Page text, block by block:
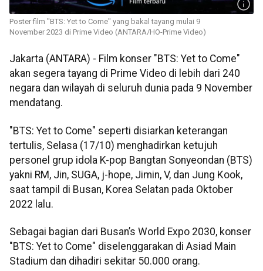
Poster film "BTS: Yet to Come" yang bakal tayang mulai 9
November 2023 di Prime Video (ANTARA/HO-Prime Video)
Jakarta (ANTARA) - Film konser "BTS: Yet to Come"
akan segera tayang di Prime Video di lebih dari 240
negara dan wilayah di seluruh dunia pada 9 November
mendatang.
"BTS: Yet to Come" seperti disiarkan keterangan
tertulis, Selasa (17/10) menghadirkan ketujuh
personel grup idola K-pop Bangtan Sonyeondan (BTS)
yakni RM, Jin, SUGA, j-hope, Jimin, V, dan Jung Kook,
saat tampil di Busan, Korea Selatan pada Oktober
2022 lalu.
Sebagai bagian dari Busan’s World Expo 2030, konser
"BTS: Yet to Come" diselenggarakan di Asiad Main
Stadium dan dihadiri sekitar 50.000 orang.